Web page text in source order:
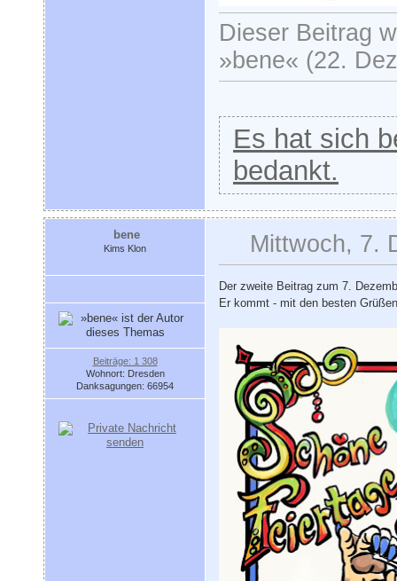
Dieser Beitrag
»bene« (22.
Es hat sich
bedankt.
bene
Kims Klon
Beiträge: 1 308
Wohnort: Dresden
Danksagungen: 66954
Mittwoch, 7.
Der zweite Beitrag zum 7.
Er kommt - mit den besten